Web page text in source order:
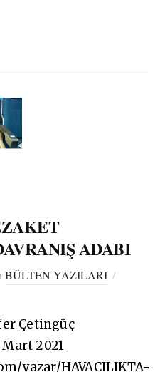
ADABI
BÜLTEN YAZILARI
Çetingüç
2021
yazar/HAVACILIKTA-